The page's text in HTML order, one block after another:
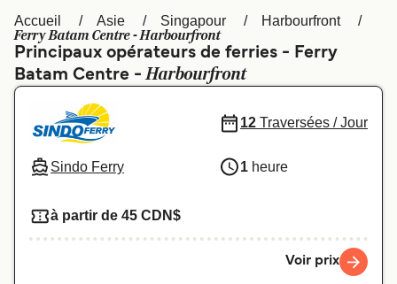
Canada
Ελλάδα Polska
Deutschland
Norge
Accueil Asie Singapour Harbourfront
Ferry Batam Centre - Harbourfront
Principaux opérateurs de ferries - Ferry
Batam Centre -Harbourfront
Sindo Ferry
12 Traversées / Jour
1 heure
à partir de 45 CDN$
Voir prix